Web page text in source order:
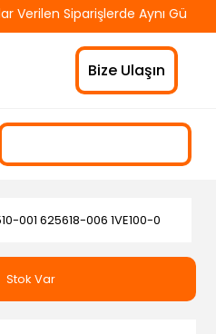
Siparişlerde Aynı Gün
Bize Ulaşın
001 625618-006 1VE100-0
Stok Var